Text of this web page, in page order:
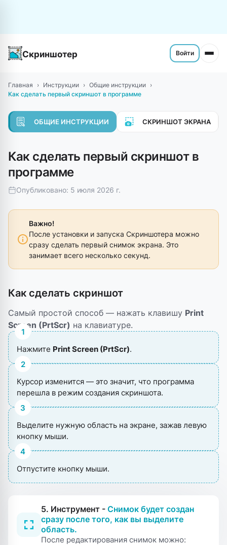
Скриншотер Войти
Главная Инструкции
Общие инструкции
Как сделать первый скриншот в программе
ОБЩИЕ ИНСТРУКЦИИ СКРИНШОТ ЭКРАНА
Как сделать первый скриншот в
программе
Опубликовано: 5 июля 2026 г.
Важно!
После установки и запуска Скриншотера можно
сразу сделать первый снимок экрана. Это
занимает всего несколько секунд.
Как сделать скриншот
Самый простой способ — нажать клавишу Print
Screen (PrtScr) на клавиатуре.
1
Нажмите Print Screen (PrtScr).
2
Курсор изменится — это значит, что программа
перешла в режим создания скриншота.
3
Выделите нужную область на экране, зажав левую
кнопку мыши.
4
Отпустите кнопку мыши.
5. Инструмент - Снимок будет создан
сразу после того, как вы выделите
область.
После редактирования снимок можно: